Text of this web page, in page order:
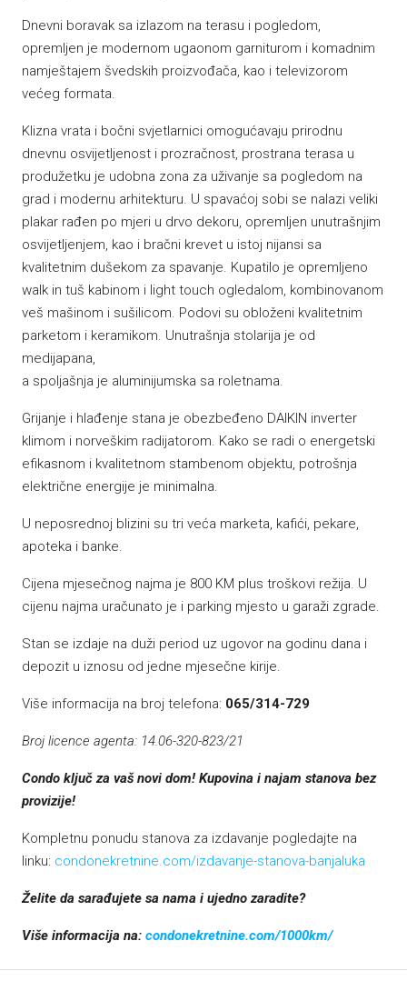
Dnevni boravak sa izlazom na terasu i pogledom,
opremljen je modernom ugaonom garniturom i komadnim
namještajem švedskih proizvođača, kao i televizorom
većeg formata.
Klizna vrata i bočni svjetlarnici omogućavaju prirodnu
dnevnu osvijetljenost i prozračnost, prostrana terasa u
produžetku je udobna zona za uživanje sa pogledom na
grad i modernu arhitekturu. U spavaćoj sobi se nalazi veliki
plakar rađen po mjeri u drvo dekoru, opremljen unutrašnjim
osvijetljenjem, kao i bračni krevet u istoj nijansi sa
kvalitetnim dušekom za spavanje. Kupatilo je opremljeno
walk in tuš kabinom i light touch ogledalom, kombinovanom
veš mašinom i sušilicom. Podovi su obloženi kvalitetnim
parketom i keramikom. Unutrašnja stolarija je od
medijapana,
a spoljašnja je aluminijumska sa roletnama.
Grijanje i hlađenje stana je obezbeđeno DAIKIN inverter
klimom i norveškim radijatorom. Kako se radi o energetski
efikasnom i kvalitetnom stambenom objektu, potrošnja
električne energije je minimalna.
U neposrednoj blizini su tri veća marketa, kafići, pekare,
apoteka i banke.
Cijena mjesečnog najma je 800 KM plus troškovi režija. U
cijenu najma uračunato je i parking mjesto u garaži zgrade.
Stan se izdaje na duži period uz ugovor na godinu dana i
depozit u iznosu od jedne mjesečne kirije.
Više informacija na broj telefona: 065/314-729
Broj licence agenta: 14.06-320-823/21
Condo ključ za vaš novi dom! Kupovina i najam stanova bez
provizije!
Kompletnu ponudu stanova za izdavanje pogledajte na
linku: condonekretnine.com/izdavanje-stanova-banjaluka
Želite da sarađujete sa nama i ujedno zaradite?
Više informacija na: condonekretnine.com/1000km/